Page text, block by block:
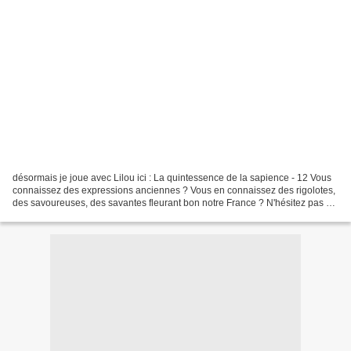
désormais je joue avec Lilou ici : La quintessence de la sapience - 12 Vous
connaissez des expressions anciennes ? Vous en connaissez des rigolotes,
des savoureuses, des savantes fleurant bon notre France ? N'hésitez pas et